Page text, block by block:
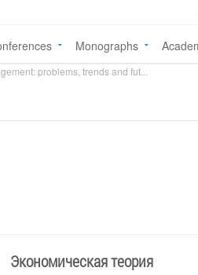
Monographs
problems, trends and fut...
Экономическая теория